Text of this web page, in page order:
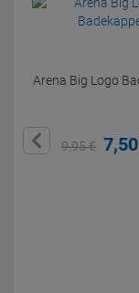
Arena Big Logo
9,95€ 7,50